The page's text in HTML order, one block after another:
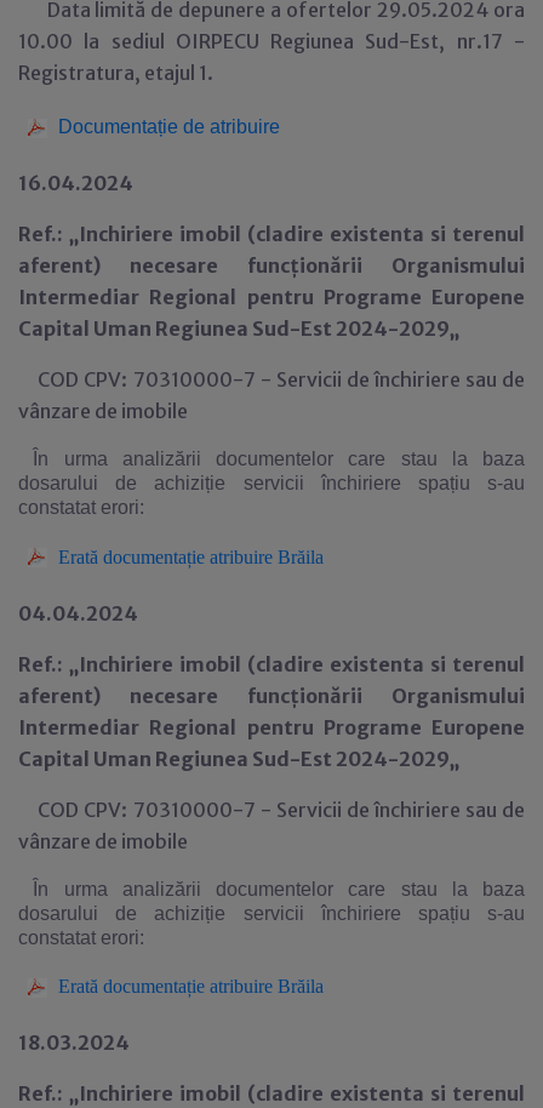
Data limită de depunere a ofertelor 29.05.2024 ora
10.00 la sediul OIRPECU Regiunea Sud-Est, nr.17 -
Registratura, etajul 1.
Documentație de atribuire
16.04.2024
Ref.: „Inchiriere imobil (cladire existenta si terenul
aferent) necesare funcționării Organismului
Intermediar Regional pentru Programe Europene
Capital Uman Regiunea Sud-Est 2024-2029„
COD CPV: 70310000-7 - Servicii de închiriere sau de
vânzare de imobile
În urma analizării documentelor care stau la baza
dosarului de achiziție servicii închiriere spațiu s-au
constatat erori:
Erată documentație atribuire Brăila
04.04.2024
Ref.: „Inchiriere imobil (cladire existenta si terenul
aferent) necesare funcționării Organismului
Intermediar Regional pentru Programe Europene
Capital Uman Regiunea Sud-Est 2024-2029„
COD CPV: 70310000-7 - Servicii de închiriere sau de
vânzare de imobile
În urma analizării documentelor care stau la baza
dosarului de achiziție servicii închiriere spațiu s-au
constatat erori:
Erată documentație atribuire Brăila
18.03.2024
Ref.: „Inchiriere imobil (cladire existenta si terenul